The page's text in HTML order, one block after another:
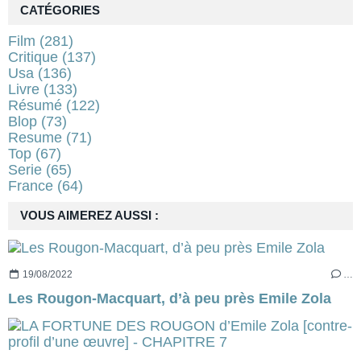
VOUS AIMEREZ AUSSI :
19/08/2022
Les Rougon-Macquart, d’à peu près Emile Zola
CATÉGORIES
Film (281)
Critique (137)
Usa (136)
Livre (133)
Résumé (122)
Blop (73)
Resume (71)
Top (67)
Serie (65)
France (64)